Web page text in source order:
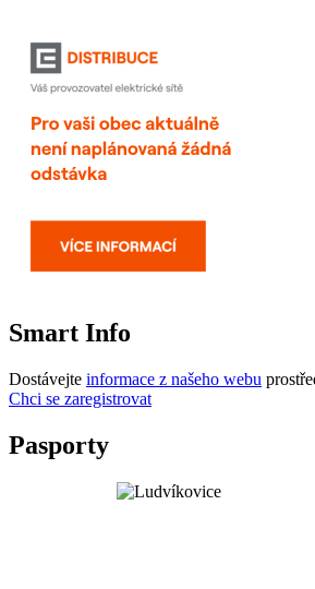
Smart Info
Dostávejte informace z našeho webu
Chci se zaregistrovat
Pasporty